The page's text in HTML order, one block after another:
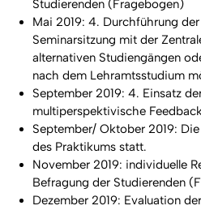
Studierenden (Fragebogen)
Mai 2019: 4. Durchführung
Seminarsitzung mit der
alternativen Studiengängen
nach dem Lehramtsstudium
September 2019: 4. Einsatz
multiperspektivische
September/ Oktober 2019:
des Praktikums statt.
November 2019: individuelle
Befragung der Studierenden
Dezember 2019: Evaluation